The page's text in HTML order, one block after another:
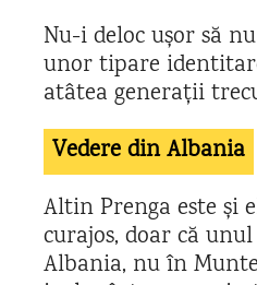
Nu-i deloc ușor să
unor tipare
atâtea generații
Vedere din Albania
Altin Prenga este și
curajos, doar că
Albania, nu în